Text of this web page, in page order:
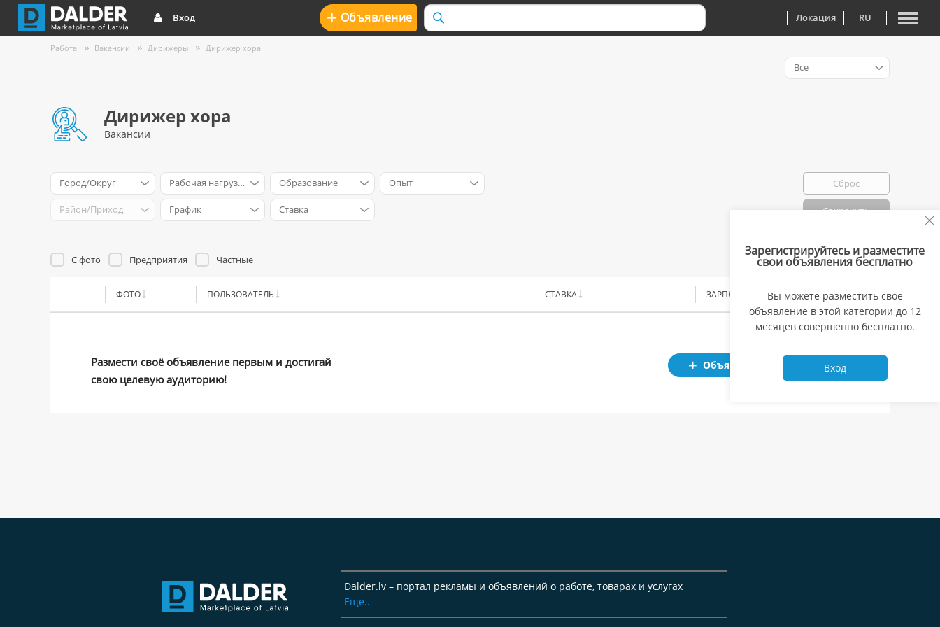
Вход + Oбъявление Локация RU
Работа Вакансии Дирижеры Дирижер хора
Дирижер хора
Вакансии
Город/Округ Рабочая нагрузка Образование Опыт
Район/Приход График Ставка
Сброс
Сохранить
Все
С фото Предприятия Частные Избранно: 0
ФОТО ПОЛЬЗОВАТЕЛЬ СТАВКА ЗАРПЛАТА
Размести своё объявление первым и достигай
свою целевую аудиторию!
Объявление
Зарегистрируйтесь и разместите
свои объявления бесплатно
Вы можете разместить свое
объявление в этой категории до 12
месяцев совершенно бесплатно.
Вход
Dalder.lv – портал рекламы и объявлений о работе, товарах и услугах
Еще..